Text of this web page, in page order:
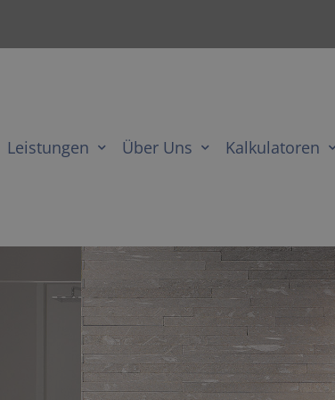
Leistungen Über Uns Kalkulatoren